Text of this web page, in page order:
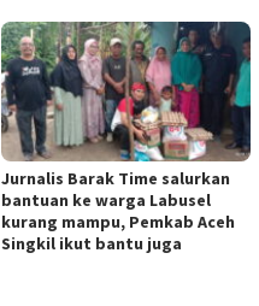
Jurnalis Barak Time salurkan
bantuan ke warga Labusel
kurang mampu, Pemkab Aceh
Singkil ikut bantu juga